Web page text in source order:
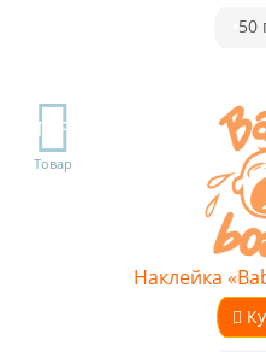
50
TOP
Товар
Наклейка